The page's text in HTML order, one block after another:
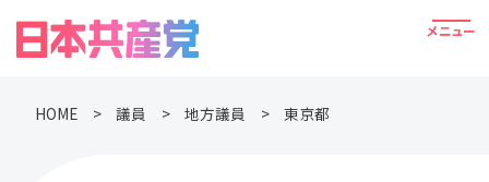
HOME 議員 地方議員 東京都